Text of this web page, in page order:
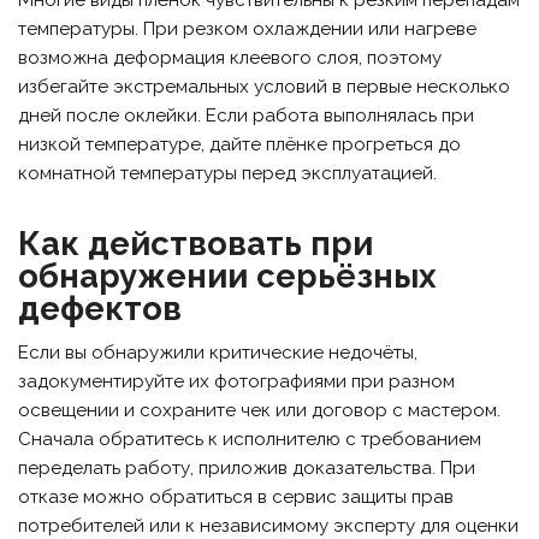
температуры. При резком охлаждении или нагреве
возможна деформация клеевого слоя, поэтому
избегайте экстремальных условий в первые несколько
дней после оклейки. Если работа выполнялась при
низкой температуре, дайте плёнке прогреться до
комнатной температуры перед эксплуатацией.
Как действовать при
обнаружении серьёзных
дефектов
Если вы обнаружили критические недочёты,
задокументируйте их фотографиями при разном
освещении и сохраните чек или договор с мастером.
Сначала обратитесь к исполнителю с требованием
переделать работу, приложив доказательства. При
отказе можно обратиться в сервис защиты прав
потребителей или к независимому эксперту для оценки